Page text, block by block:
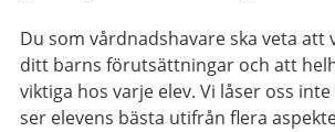
Du som vårdnadshavare ska veta att
ditt barns förutsättningar och att
viktiga hos varje elev. Vi låser oss
ser elevens bästa utifrån flera